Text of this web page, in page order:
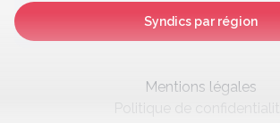
Syndics par région
Mentions légales
Politique de confidentialité